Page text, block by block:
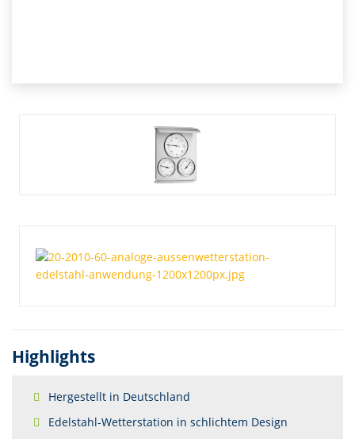
Highlights
Hergestellt in Deutschland
Edelstahl-Wetterstation in schlichtem Design